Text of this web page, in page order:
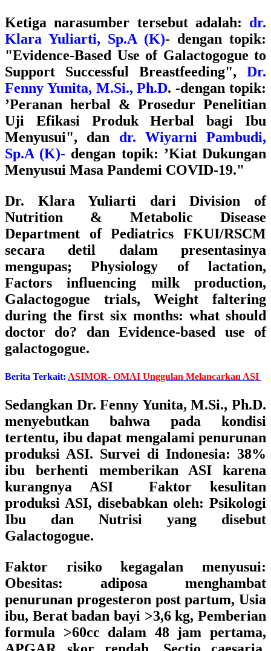
Ketiga narasumber tersebut adalah: dr.
Klara Yuliarti, Sp.A (K)- dengan topik:
"Evidence-Based Use of Galactogogue to
Support Successful Breastfeeding", Dr.
Fenny Yunita, M.Si., Ph.D. -dengan topik:
’Peranan herbal & Prosedur Penelitian
Uji Efikasi Produk Herbal bagi Ibu
Menyusui", dan dr. Wiyarni Pambudi,
Sp.A (K)- dengan topik: ’Kiat Dukungan
Menyusui Masa Pandemi COVID-19."
Dr. Klara Yuliarti dari Division of
Nutrition & Metabolic Disease
Department of Pediatrics FKUI/RSCM
secara detil dalam presentasinya
mengupas; Physiology of lactation,
Factors influencing milk production,
Galactogogue trials, Weight faltering
during the first six months: what should
doctor do? dan Evidence-based use of
galactogogue.
Berita Terkait: ASIMOR- OMAI Unggulan Melancarkan ASI
Sedangkan Dr. Fenny Yunita, M.Si., Ph.D.
menyebutkan bahwa pada kondisi
tertentu, ibu dapat mengalami penurunan
produksi ASI. Survei di Indonesia: 38%
ibu berhenti memberikan ASI karena
kurangnya ASI Faktor kesulitan
produksi ASI, disebabkan oleh: Psikologi
Ibu dan Nutrisi yang disebut
Galactogogue.
Faktor risiko kegagalan menyusui:
Obesitas: adiposa menghambat
penurunan progesteron post partum, Usia
ibu, Berat badan bayi >3,6 kg, Pemberian
formula >60cc dalam 48 jam pertama,